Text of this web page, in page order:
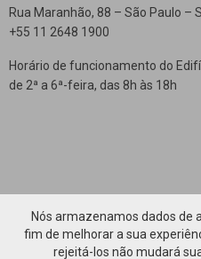
Rua Maranhão, 88 – São Paulo –
+55 11 2648 1900
Horário de funcionamento do
de 2ª a 6ª-feira, das 8h às 18h
Nós armazenamos dados de
fim de melhorar a sua
rejeitá-los não mudará